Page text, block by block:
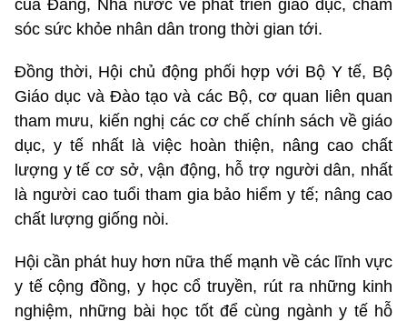
của Đảng, Nhà nước về phát triển giáo dục, chăm
sóc sức khỏe nhân dân trong thời gian tới.
Đồng thời, Hội chủ động phối hợp với Bộ Y tế, Bộ
Giáo dục và Đào tạo và các Bộ, cơ quan liên quan
tham mưu, kiến nghị các cơ chế chính sách về giáo
dục, y tế nhất là việc hoàn thiện, nâng cao chất
lượng y tế cơ sở, vận động, hỗ trợ người dân, nhất
là người cao tuổi tham gia bảo hiểm y tế; nâng cao
chất lượng giống nòi.
Hội cần phát huy hơn nữa thế mạnh về các lĩnh vực
y tế cộng đồng, y học cổ truyền, rút ra những kinh
nghiệm, những bài học tốt để cùng ngành y tế hỗ